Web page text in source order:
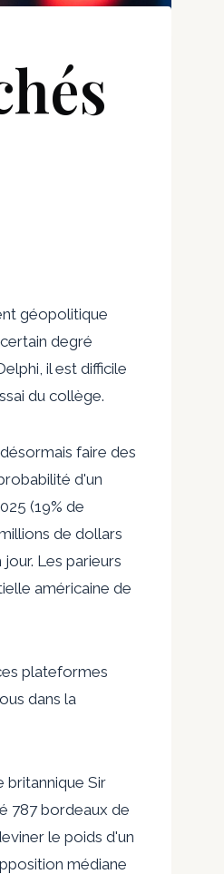
géopolitique
degré
il est difficile
du collège.
faire des
d'un
(19% de
de dollars
Les parieurs
américaine de
plateformes
dans la
britannique Sir
787 bordeaux de
le poids d'un
médiane